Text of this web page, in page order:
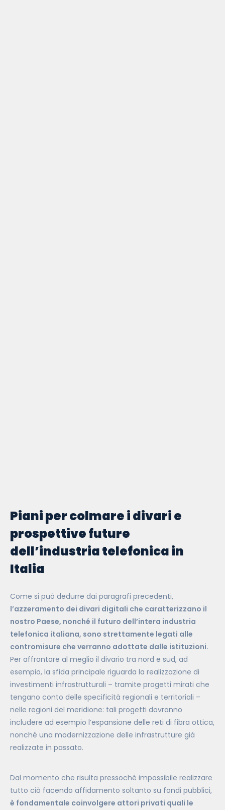
Piani per colmare i divari e
prospettive future
dell’industria telefonica in
Italia
Come si può dedurre dai paragrafi precedenti,
l’azzeramento dei divari digitali che caratterizzano il
nostro Paese, nonché il futuro dell’intera industria
telefonica italiana, sono strettamente legati alle
contromisure che verranno adottate dalle istituzioni.
Per affrontare al meglio il divario tra nord e sud, ad
esempio, la sfida principale riguarda la realizzazione di
investimenti infrastrutturali – tramite progetti mirati che
tengano conto delle specificità regionali e territoriali –
nelle regioni del meridione: tali progetti dovranno
includere ad esempio l’espansione delle reti di fibra ottica,
nonché una modernizzazione delle infrastrutture già
realizzate in passato.
Dal momento che risulta pressoché impossibile realizzare
tutto ciò facendo affidamento soltanto su fondi pubblici,
è fondamentale coinvolgere attori privati quali le